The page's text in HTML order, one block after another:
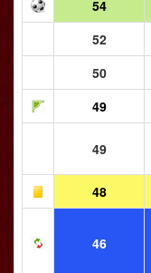
54
52
50
49
49
48
46